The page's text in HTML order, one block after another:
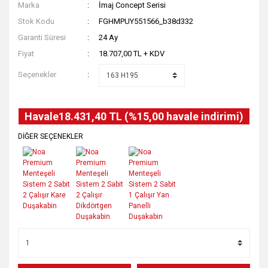
Marka
İmaj Concept Serisi
Stok Kodu
FGHMPUY551566_b38d332
Garanti Süresi
24 Ay
Fiyat
18.707,00 TL + KDV
Seçenekler
Havale18.431,40 TL (%15,00 havale indirimi)
DİĞER SEÇENEKLER